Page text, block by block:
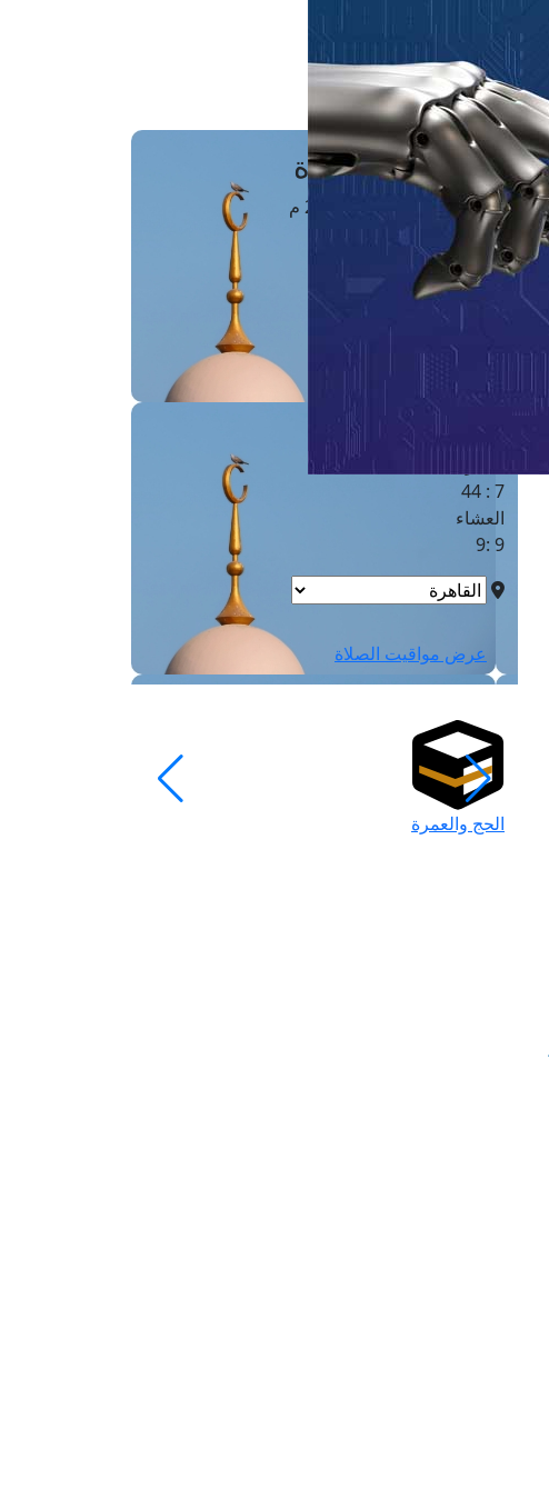
الفتوى الهاتفية
مَواقِيتُ الصَّـــلاة
القاهرة · 07 أغسطس 2026 م
الفجر
4 :41
الشروق
الظهر
7 : 44
العشاء
9 :9
عرض مواقيت الصلاة
الحج والعمرة